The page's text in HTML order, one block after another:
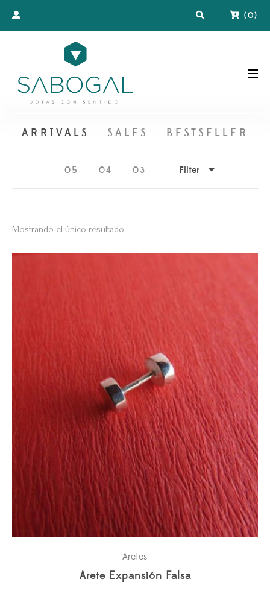
(0)
ARRIVALS SALES BESTSELLER
05 04 03 Filter
Mostrando el único resultado
Aretes
Arete Expansión Falsa